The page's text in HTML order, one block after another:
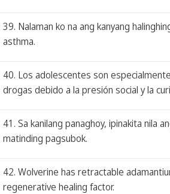
39. Nalaman ko na ang kanyang
asthma.
40. Los adolescentes son
drogas debido a la presión social y la
41. Sa kanilang panaghoy, ipinakita nila
matinding pagsubok.
42. Wolverine has retractable
regenerative healing factor.